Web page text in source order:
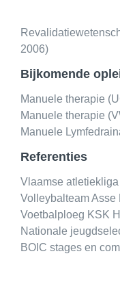
2006)
Bijkomende
Manuele therapie
Manuele therapie
Manuele
Referenties
Vlaamse
Volleybalteam Asse
Voetbalploeg KSK
Nationale
BOIC stages en